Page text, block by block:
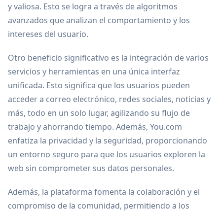
y valiosa. Esto se logra a través de algoritmos
avanzados que analizan el comportamiento y los
intereses del usuario.
Otro beneficio significativo es la integración de varios
servicios y herramientas en una única interfaz
unificada. Esto significa que los usuarios pueden
acceder a correo electrónico, redes sociales, noticias y
más, todo en un solo lugar, agilizando su flujo de
trabajo y ahorrando tiempo. Además, You.com
enfatiza la privacidad y la seguridad, proporcionando
un entorno seguro para que los usuarios exploren la
web sin comprometer sus datos personales.
Además, la plataforma fomenta la colaboración y el
compromiso de la comunidad, permitiendo a los